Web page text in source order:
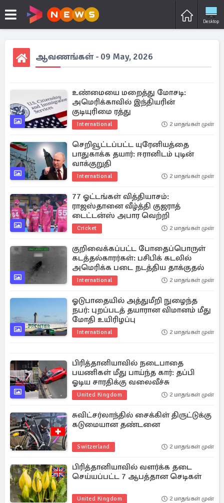
Desktop
ஆவணங்கள் - 09 May, 2026
உண்மையை மறைத்து மோசடி:
அமெரிக்காவில் இந்தியரின்
குடியுரிமை ரத்து
International 2 மாதங்கள் முன்
செறிவூட்டப்பட்ட யுரேனியத்தை
பாதுகாக்க தயார்: ஈரானிடம் புடின்
வாக்குறுதி
International 2 மாதங்கள் முன்
77 ஓட்டங்கள் வித்தியாசம்:
ராஜஸ்தானை வீழ்த்தி குஜராத்
டைட்டன்ஸ் அபார வெற்றி
Cricket 2 மாதங்கள் முன்
குறிவைக்கப்பட்ட போதைப்பொருள்
கடத்தல்காரர்கள்: பசிபிக் கடலில்
அமெரிக்க படை நடத்திய தாக்குதல்
International 2 மாதங்கள் முன்
ஓடுபாதையில் அத்துமீறி நுழைந்த
நபர்: புறப்படத் தயாரான விமானம் மீது
மோதி உயிரிழப்பு
International 2 மாதங்கள் முன்
பிரித்தானியாவில் நடைபாதை
பயணிகள் மீது பாய்ந்த கார்: தப்பி
ஓடிய சாரதிக்கு வலைவீச்சு
United Kingdom 2 மாதங்கள் முன்
சுவிட்சர்லாந்தில் சைக்கிள் திருட்டுக்கு
கடுமையான தண்டனை
Switzerland 2 மாதங்கள் முன்
பிரித்தானியாவில் வளர்க்க தடை
செய்யப்பட்ட 7 ஆபத்தான செடிகள்
United Kingdom 2 மாதங்கள் முன்